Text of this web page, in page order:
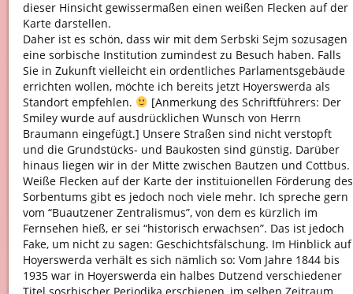
dieser Hinsicht gewissermaßen einen weißen Flecken auf der
Karte darstellen.
Daher ist es schön, dass wir mit dem Serbski Sejm sozusagen
eine sorbische Institution zumindest zu Besuch haben. Falls
Sie in Zukunft vielleicht ein ordentliches Parlamentsgebäude
errichten wollen, möchte ich bereits jetzt Hoyerswerda als
Standort empfehlen.
[Anmerkung des Schriftführers: Der
Smiley wurde auf ausdrücklichen Wunsch von Herrn
Braumann eingefügt.] Unsere Straßen sind nicht verstopft
und die Grundstücks- und Baukosten sind günstig. Darüber
hinaus liegen wir in der Mitte zwischen Bautzen und Cottbus.
Weiße Flecken auf der Karte der instituionellen Förderung des
Sorbentums gibt es jedoch noch viele mehr. Ich spreche gern
vom “Buautzener Zentralismus”, von dem es kürzlich im
Fernsehen hieß, er sei “historisch erwachsen”. Das ist jedoch
Fake, um nicht zu sagen: Geschichtsfälschung. Im Hinblick auf
Hoyerswerda verhält es sich nämlich so: Vom Jahre 1844 bis
1935 war in Hoyerswerda ein halbes Dutzend verschiedener